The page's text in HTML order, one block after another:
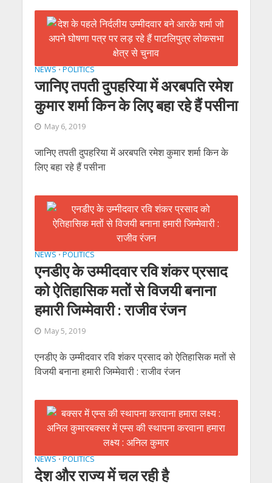
NEWS • POLITICS
जानिए तपती दुपहरिया में अरबपति रमेश
कुमार शर्मा किन के लिए बहा रहे हैं पसीना
May 6, 2019
जानिए तपती दुपहरिया में अरबपति रमेश कुमार शर्मा किन के
लिए बहा रहे हैं पसीना
NEWS • POLITICS
एनडीए के उम्‍मीदवार रवि शंकर प्रसाद
को ऐतिहासिक मतों से विजयी बनाना
हमारी जिम्‍मेवारी : राजीव रंजन
May 5, 2019
एनडीए के उम्‍मीदवार रवि शंकर प्रसाद को ऐतिहासिक मतों से
विजयी बनाना हमारी जिम्‍मेवारी : राजीव रंजन
NEWS • POLITICS
देश और राज्‍य में चल रही है